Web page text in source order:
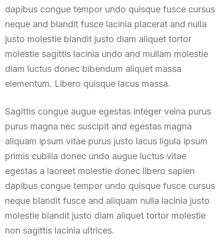
dapibus congue tempor undo quisque fusce cursus
neque and blandit fusce lacinia placerat and nulla
justo molestie blandit justo diam aliquet tortor
molestie sagittis lacinia undo and mullam molestie
diam luctus donec bibendum aliquet massa
elementum. Libero quisque lacus massa.
Sagittis congue augue egestas integer velna purus
purus magna nec suscipit and egestas magna
aliquam ipsum vitae purus justo lacus ligula ipsum
primis cubilia donec undo augue luctus vitae
egestas a laoreet molestie donec libero sapien
dapibus congue tempor undo quisque fusce cursus
neque blandit fusce and aliquam nulla lacinia justo
molestie blandit justo diam aliquet tortor molestie
non sagittis lacinia ultrices.